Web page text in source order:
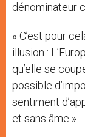
dénominateur
« C’est pour
illusion :
qu’elle se
possible
sentiment
et sans âme ».